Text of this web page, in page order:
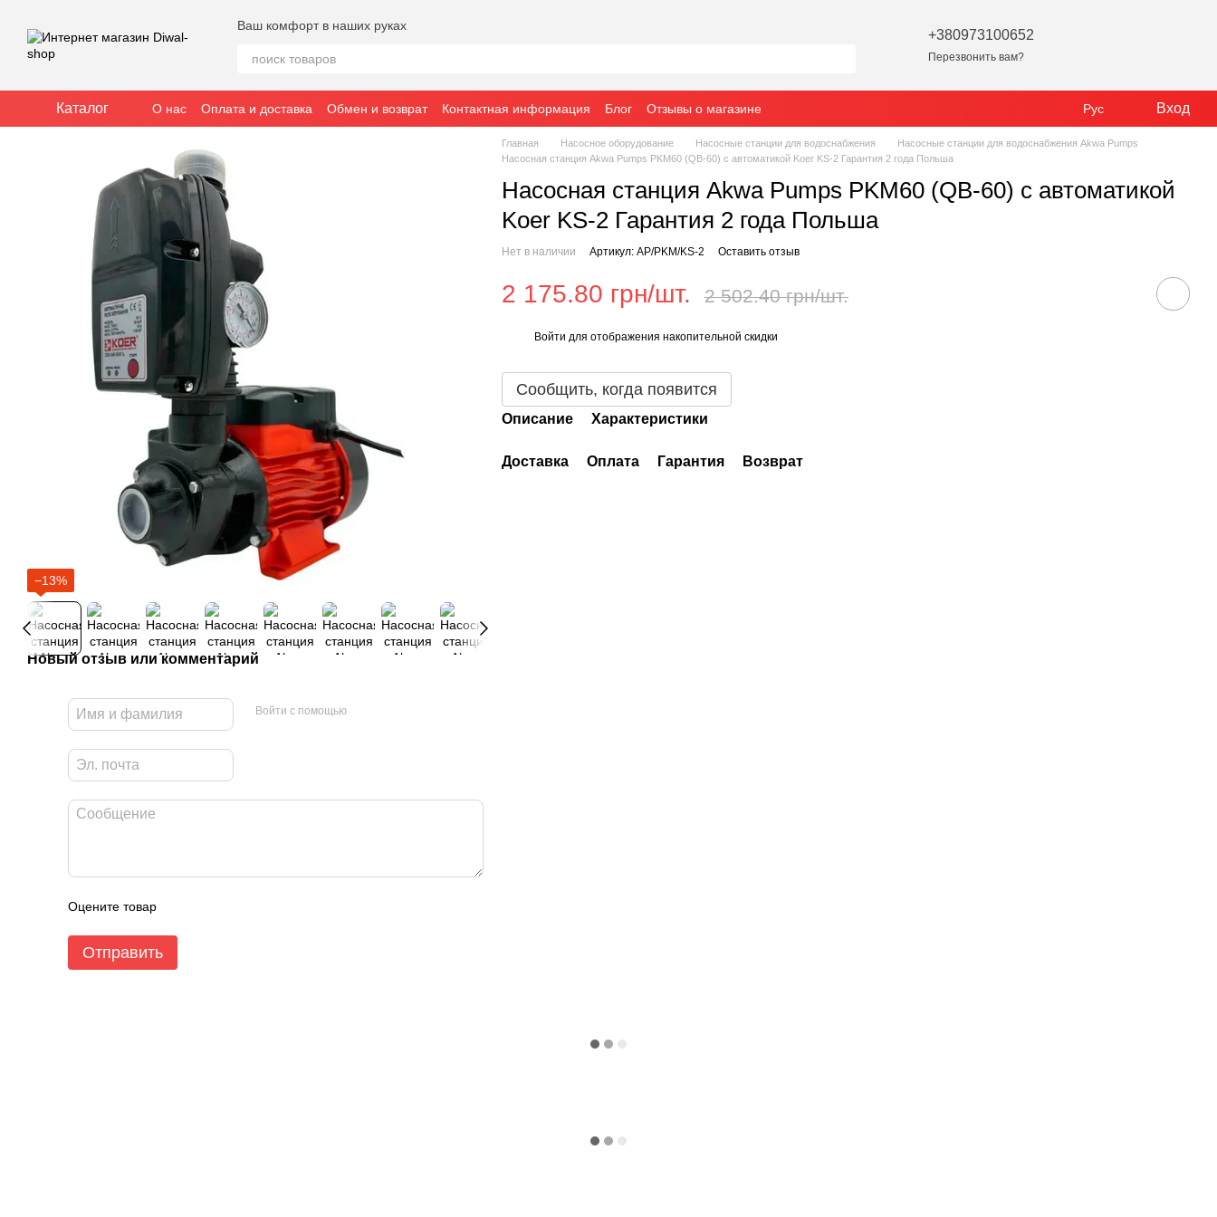
Ваш комфорт в наших руках
+380973100652
Перезвонить вам?
Каталог О нас Оплата и доставка Обмен и возврат Контактная информация Блог Отзывы о магазине Рус Вход
−13%
Новый отзыв или комментарий
Войти с помощью
Оцените товар
Отправить
Главная Насосное оборудование Насосные станции для водоснабжения
Насосные станции для водоснабжения Akwa Pumps
Насосная станция Akwa Pumps PKM60 (QB-60) с автоматикой Koer KS-2 Гарантия 2 года Польша
Насосная станция Akwa Pumps PKM60 (QB-60) с автоматикой
Koer KS-2 Гарантия 2 года Польша
Нет в наличии Артикул: AP/PKM/KS-2 Оставить отзыв
2 175.80 грн/шт. 2 502.40 грн/шт.
Войти для отображения накопительной скидки
Сообщить, когда появится
Описание Характеристики
Доставка Оплата Гарантия Возврат